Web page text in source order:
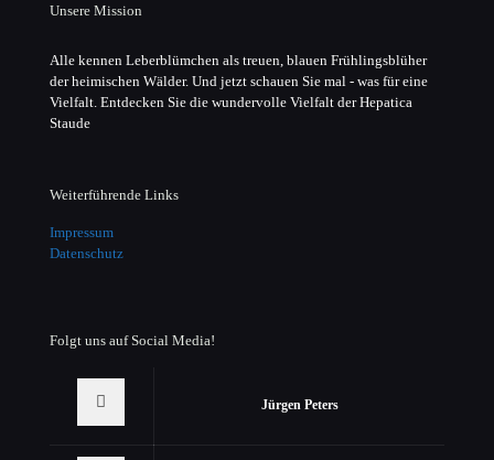
Unsere Mission
Alle kennen Leberblümchen als treuen, blauen Frühlingsblüher
der heimischen Wälder. Und jetzt schauen Sie mal - was für eine
Vielfalt. Entdecken Sie die wundervolle Vielfalt der Hepatica
Staude
Weiterführende Links
Impressum
Datenschutz
Folgt uns auf Social Media!
Jürgen Peters